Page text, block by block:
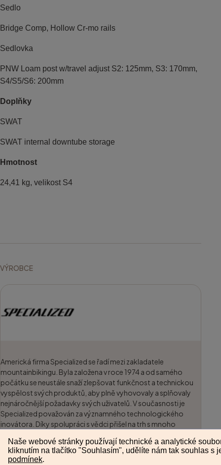
Sedlo
Bridge Comp, Hollow Cr-mo rails
Sedlovka
PNW Loam post w/travel adjust S2: 125mm, S3: 170mm,
S4/S5/S6: 200mm
Doplňky
SWAT
SWAT internal downtube storage
Hmotnost
24,41 kg, velikost S4
VÝROBCE
Americká firma Specialized se řadí mezi zakladatele
mountainbikingu. Byla založena v roce 1974 a od samého
počátku se neustále snaží zlepšovat funkčnost a technickou
vyspělost svých produktů, aby plně vyhovovaly a splňovaly
nejnáročnější požadavky svých uživatelů. V současnosti je
Specialized považován za významného technologického
inovátora. Díky spolupráci s vědci přišel na trh s mnoho
tlumení Brain či Body Geometry – patentovanou technologii
navrženou tak, aby zvyšovala výkonnost cyklisty při zachování